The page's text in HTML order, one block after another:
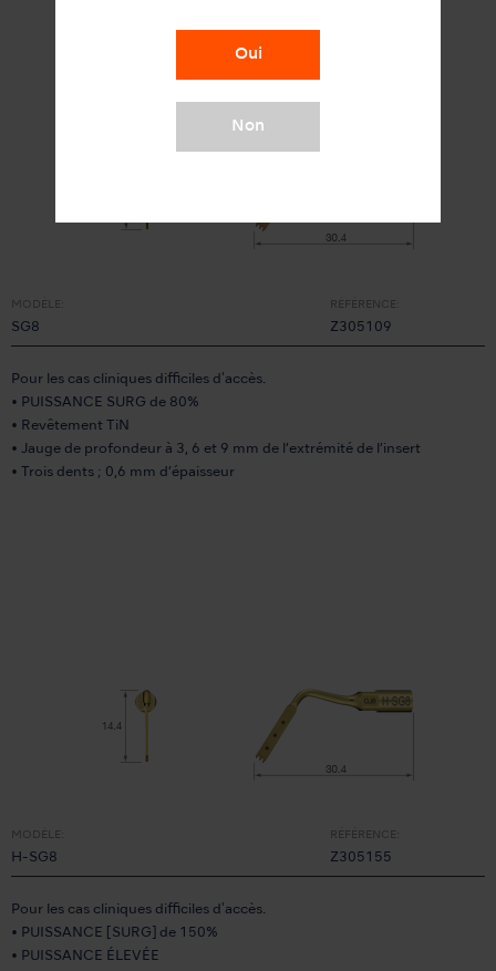
Oui
Non
MODÈLE:
SG8
RÉFÉRENCE:
Z305109
Pour les cas cliniques difficiles d'accès.
• PUISSANCE SURG de 80%
• Revêtement TiN
• Jauge de profondeur à 3, 6 et 9 mm de l’extrémité de l’insert
• Trois dents ; 0,6 mm d’épaisseur
MODÈLE:
H-SG8
RÉFÉRENCE:
Z305155
Pour les cas cliniques difficiles d'accès.
• PUISSANCE [SURG] de 150%
• PUISSANCE ÉLEVÉE